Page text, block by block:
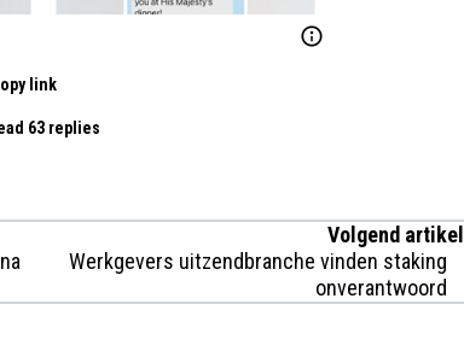
link
63 replies
Volgend artikel
Werkgevers uitzendbranche vinden staking
onverantwoord